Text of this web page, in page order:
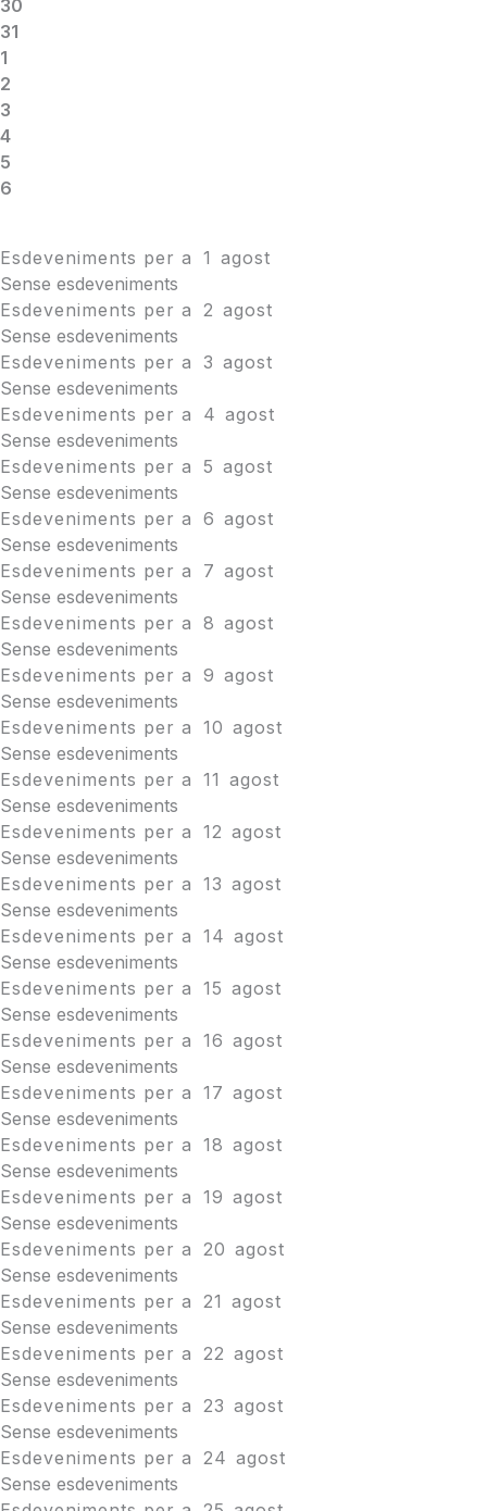
30
31
1
2
3
4
5
6
Esdeveniments per a 1 agost
Sense esdeveniments
Esdeveniments per a
2 agost
Sense esdeveniments
Esdeveniments per a 3 agost
Sense esdeveniments
Esdeveniments per a
4 agost
Sense esdeveniments
Esdeveniments per a 5 agost
Sense esdeveniments
Esdeveniments per a 6 agost
Sense esdeveniments
Esdeveniments per a
7 agost
Sense esdeveniments
Esdeveniments per a 8 agost
Sense esdeveniments
Esdeveniments per a 9 agost
Sense esdeveniments
Esdeveniments per a 10 agost
Sense esdeveniments
Esdeveniments per a 11 agost
Sense esdeveniments
Esdeveniments per a 12 agost
Sense esdeveniments
Esdeveniments per a 13 agost
Sense esdeveniments
Esdeveniments per a 14 agost
Sense esdeveniments
Esdeveniments per a 15 agost
Sense esdeveniments
Esdeveniments per a 16 agost
Sense esdeveniments
Esdeveniments per a 17 agost
Sense esdeveniments
Esdeveniments per a 18 agost
Sense esdeveniments
Esdeveniments per a 19 agost
Sense esdeveniments
Esdeveniments per a
20 agost
Sense esdeveniments
Esdeveniments per a
21 agost
Sense esdeveniments
Esdeveniments per a
22 agost
Sense esdeveniments
Esdeveniments per a
23 agost
Sense esdeveniments
Esdeveniments per a
24 agost
Sense esdeveniments